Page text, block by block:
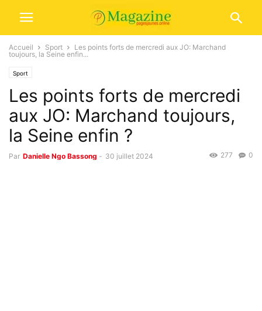
Accueil Sport
Les points forts de mercredi aux JO: Marchand
toujours, la Seine enfin...
Sport
Les points forts de mercredi
aux JO: Marchand toujours,
la Seine enfin ?
Par Danielle Ngo Bassong - 30 juillet 2024 0
277